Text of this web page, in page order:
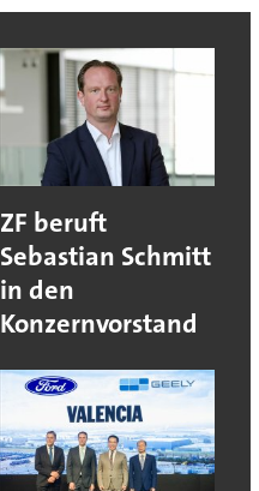
ZF beruft
Sebastian Schmitt
in den
Konzernvorstand